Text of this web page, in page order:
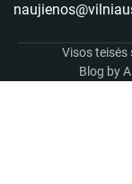
Visos
Blog by